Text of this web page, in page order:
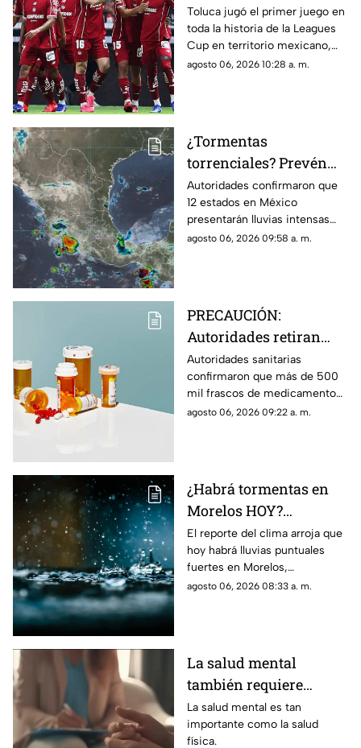
Chivas pierde en
penales en la Jornada 1
de la Leagues Cup 2026
Toluca jugó el primer juego en
toda la historia de la Leagues
Cup en territorio mexicano,
donde ganó contra Seattle
agosto 06, 2026 10:28 a. m.
¿Tormentas
torrenciales? Prevén
lluvias intensas en 12
estados de México HOY;
Morelos se encuentra
en la lista
Autoridades confirmaron que
12 estados en México
presentarán lluvias intensas
hoy jueves 6 de agosto de
agosto 06, 2026 09:58 a. m.
PRECAUCIÓN:
Autoridades retiran
más de 500 mil frascos
de medicamento para
la presión arterial que
podría desarrollar
Autoridades sanitarias
confirmaron que más de 500
mil frascos de medicamento
para la hipertensión fuero
agosto 06, 2026 09:22 a. m.
¿Habrá tormentas en
Morelos HOY?
Pronostican lluvias
puntuales fuertes con
descargas eléctricas en
estos municipios
El reporte del clima arroja que
hoy habrá lluvias puntuales
fuertes en Morelos,
acompañadas de actividad
agosto 06, 2026 08:33 a. m.
La salud mental
también requiere
atención
La salud mental es tan
importante como la salud
física.